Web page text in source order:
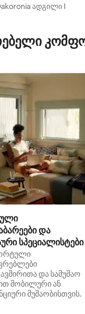
5, 25 მიმოხილვა
ადგილი I
და
სპეციალისტები
და სამუშაო
მობილური ან
მუშაობისთვის.